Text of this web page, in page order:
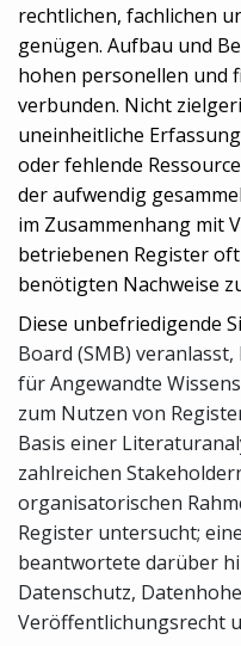
rechtlichen, fachlichen
genügen. Aufbau und
hohen personellen und
verbunden. Nicht
uneinheitliche
oder fehlende
der aufwendig
im Zusammenhang mit
betriebenen Register
benötigten Nachweise
Diese unbefriedigende
Board (SMB)
für Angewandte
zum Nutzen von
Basis einer
zahlreichen
organisatorischen
Register untersucht;
beantwortete darüber
Datenschutz,
Veröffentlichungsrecht